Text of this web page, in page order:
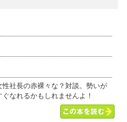
社長の赤裸々な？対談。勢いが
なれるかもしれませんよ！